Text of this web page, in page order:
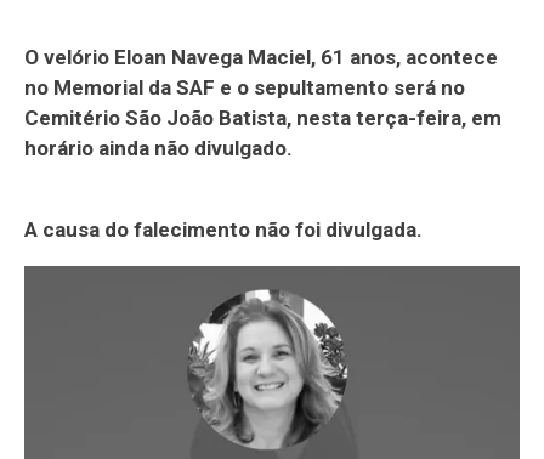
O velório Eloan Navega Maciel, 61 anos, acontece
no Memorial da SAF e o sepultamento será no
Cemitério São João Batista, nesta terça-feira, em
horário ainda não divulgado.
A causa do falecimento não foi divulgada.